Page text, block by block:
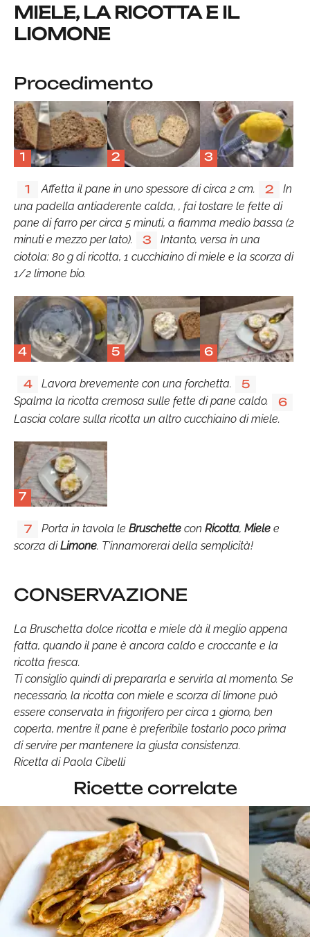
MIELE, LA RICOTTA E IL
LIOMONE
Procedimento
1 2 3
1 Affetta il pane in uno spessore di circa 2 cm. 2
In
una padella antiaderente calda, , fai tostare le fette di
pane di farro per circa 5 minuti, a fiamma medio bassa (2
minuti e mezzo per lato).
3
Intanto, versa in una
ciotola: 80 g di ricotta, 1 cucchiaino di miele e la scorza di
1/2 limone bio.
4 5 6
4 Lavora brevemente con una forchetta. 5
Spalma la ricotta cremosa sulle fette di pane caldo. 6
Lascia colare sulla ricotta un altro cucchiaino di miele.
7
7 Porta in tavola le Bruschette con Ricotta, Miele e
scorza diLimone. T'innamorerai della semplicità!
CONSERVAZIONE
La Bruschetta dolce ricotta e miele dà il meglio appena
fatta, quando il pane è ancora caldo e croccante e la
ricotta fresca.
Ti consiglio quindi di prepararla e servirla al momento. Se
necessario, la ricotta con miele e scorza di limone può
essere conservata in frigorifero per circa 1 giorno, ben
coperta, mentre il pane è preferibile tostarlo poco prima
di servire per mantenere la giusta consistenza.
Ricetta di Paola Cibelli
Ricette correlate